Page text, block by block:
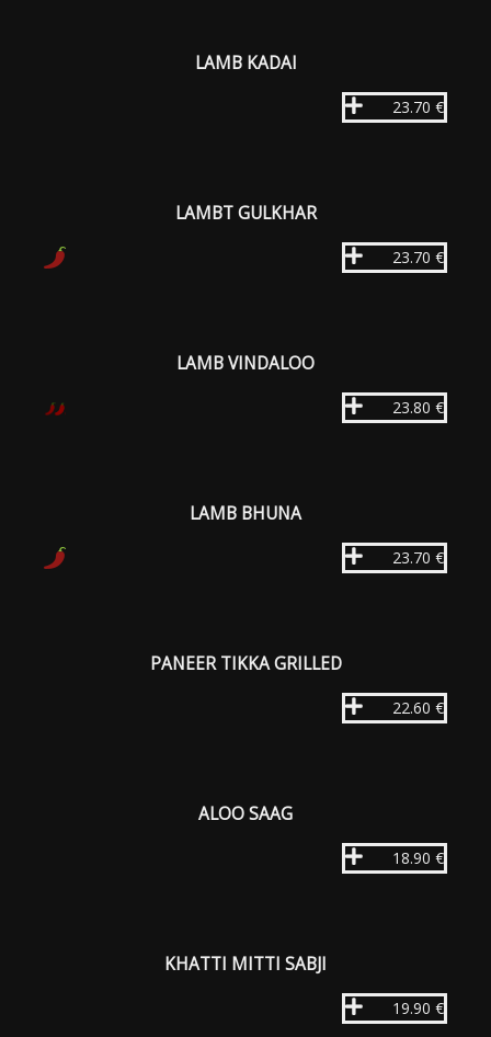
LAMB KADAI
23.70 €
LAMBT GULKHAR
23.70 €
LAMB VINDALOO
23.80 €
LAMB BHUNA
23.70 €
PANEER TIKKA GRILLED
22.60 €
ALOO SAAG
18.90 €
KHATTI MITTI SABJI
19.90 €